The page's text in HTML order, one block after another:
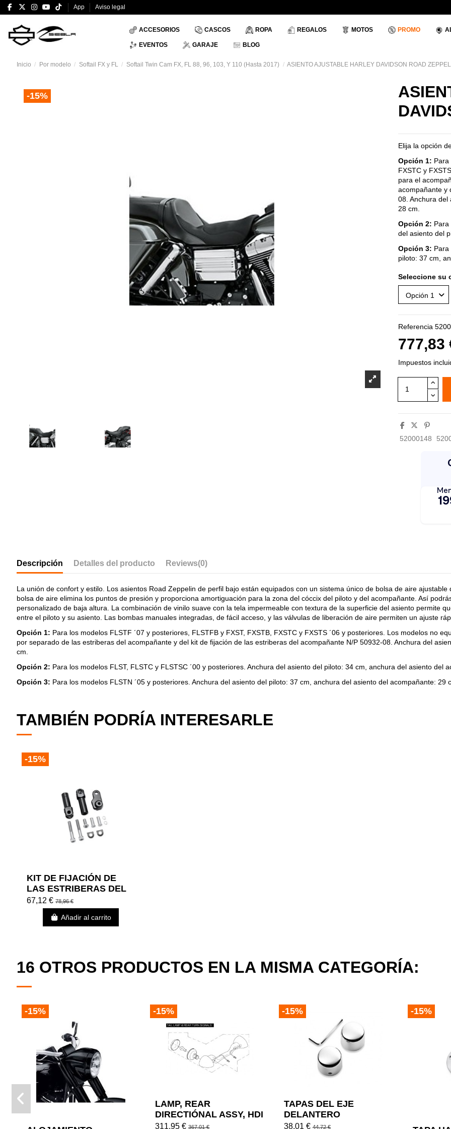
App Aviso legal
ACCESORIOS CASCOS ROPA REGALOS MOTOS PROMO
EVENTOS GARAJE BLOG
Inicio Por modelo Softail FX y FL Softail Twin Cam FX, FL 88, 96, 103, Y 110 (Hasta 2017) ASIENTO AJUSTABLE HARLEY DAVIDSON ROAD
-15%
Elija la opción
Opción 1: Para
FXSTC y
para el
acompañante y
08. Anchura del
28 cm.
Opción 2: Para
del asiento del
Opción 3: Para
piloto: 37 cm,
Seleccione su
Referencia
Impuestos
52000148
Descripción Detalles del producto Reviews(0)
La unión de confort y estilo. Los asientos Road Zeppelin de perfil bajo están equipados con un sistema único de bolsa de aire
bolsa de aire elimina los puntos de presión y proporciona amortiguación para la zona del cóccix del piloto y del acompañante. Así
personalizado de baja altura. La combinación de vinilo suave con la tela impermeable con textura de la superficie del asiento permite
entre el piloto y su asiento. Las bombas manuales integradas, de fácil acceso, y las válvulas de liberación de aire permiten un ajuste
Opción 1: Para los modelos FLSTF ´07 y posteriores, FLSTFB y FXST, FXSTB, FXSTC y FXSTS ´06 y posteriores. Los modelos no
por separado de las estriberas del acompañante y del kit de fijación de las estriberas del acompañante N/P 50932-08. Anchura del
cm.
Opción 2: Para los modelos FLST, FLSTC y FLSTSC ´00 y posteriores. Anchura del asiento del piloto: 34 cm, anchura del asiento del
Opción 3: Para los modelos FLSTN ´05 y posteriores. Anchura del asiento del piloto: 37 cm, anchura del asiento del acompañante: 29
TAMBIÉN PODRÍA INTERESARLE
-15%
KIT DE FIJACIÓN DE
LAS ESTRIBERAS DEL
ACOMPANANTE
67,12 € 78,96 €
Añadir al carrito
16 OTROS PRODUCTOS EN LA MISMA CATEGORÍA:
-15% -15%
LAMP, REAR
DIRECTIÓNAL ASSY, HDI
311,95 €367,01 €
-15%
TAPAS DEL EJE
DELANTERO
CROMADAS ESTILO
38,01 €44,72 €
-15%